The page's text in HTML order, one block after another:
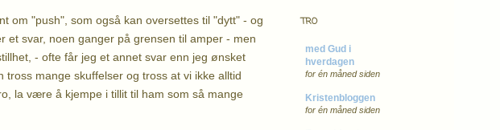
om "push", som også kan oversettes til "dytt" - og
et svar, noen ganger på grensen til amper - men
- ofte får jeg et annet svar enn jeg ønsket
mange skuffelser og tross at vi ikke alltid
la være å kjempe i tillit til ham som så mange
TRO
med Gud i
hverdagen
for én måned siden
Kristenbloggen
for én måned siden